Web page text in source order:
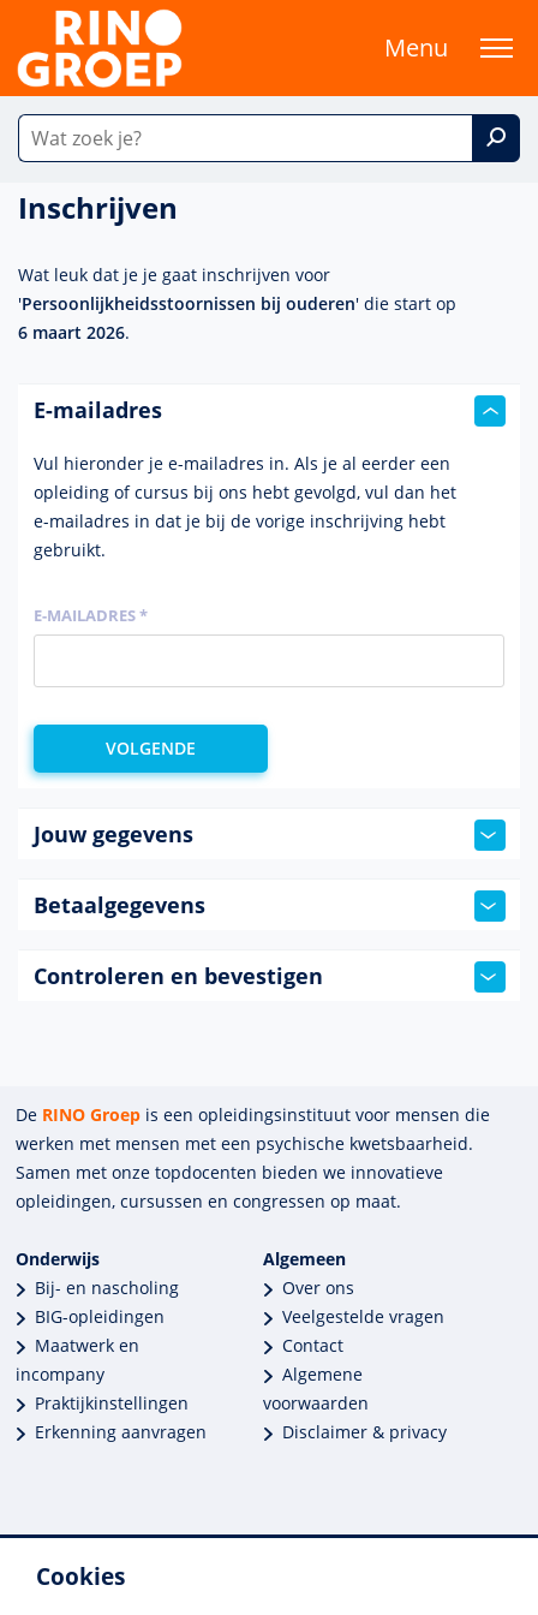
Cookies
Menu
Inschrijven
Wat leuk dat je je gaat inschrijven voor
'Persoonlijkheidsstoornissen bij ouderen' die start op
6 maart 2026.
E-mailadres
Vul hieronder je e-mailadres in. Als je al eerder een
opleiding of cursus bij ons hebt gevolgd, vul dan het
e-mailadres in dat je bij de vorige inschrijving hebt
gebruikt.
E-MAILADRES *
Jouw gegevens
Betaalgegevens
Controleren en bevestigen
De RINO Groep is een opleidings­insti­tuut voor mensen die
werken met mensen met een psychische kwets­baar­heid.
Samen met onze top­docenten bieden we innova­tieve
opleidingen, cursussen en congres­sen op maat.
Onderwijs
Bij- en nascholing
BIG-opleidingen
Maatwerk en
incompany
Praktijkinstellingen
Erkenning aanvragen
Algemeen
Over ons
Veelgestelde vragen
Contact
Algemene
voorwaarden
Disclaimer & privacy